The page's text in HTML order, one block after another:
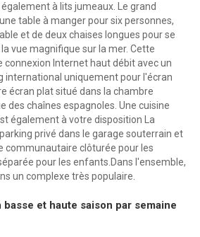
à lits jumeaux. Le grand
table à manger pour six personnes,
et de deux chaises longues pour se
vue magnifique sur la mer. Cette
connexion Internet haut débit avec un
international uniquement pour l'écran
écran plat situé dans la chambre
des chaînes espagnoles. Une cuisine
également à votre disposition La
privé dans le garage souterrain et
communautaire clôturée pour les
pour les enfants.Dans l'ensemble,
un complexe très populaire.
et haute saison par semaine